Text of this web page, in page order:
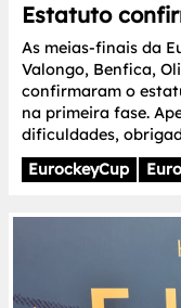
Estatuto
As meias-finais da
Valongo, Benfica,
confirmaram o
na primeira fase.
dificuldades,
EurockeyCup